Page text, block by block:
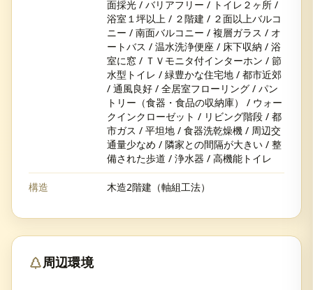
面採光 / バリアフリー / トイレ２ヶ所 /
浴室１坪以上 / ２階建 / ２面以上バルコ
ニー / 南面バルコニー / 複層ガラス / オ
ートバス / 温水洗浄便座 / 床下収納 / 浴
室に窓 / ＴＶモニタ付インターホン / 節
水型トイレ / 緑豊かな住宅地 / 都市近郊
/ 通風良好 / 全居室フローリング / パン
トリー（食器・食品の収納庫） / ウォー
クインクローゼット / リビング階段 / 都
市ガス / 平坦地 / 食器洗乾燥機 / 周辺交
通量少なめ / 隣家との間隔が大きい / 整
備された歩道 / 浄水器 / 高機能トイレ
構造 木造2階建（軸組工法）
周辺環境